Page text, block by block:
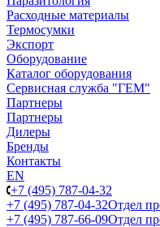
Расходные материалы
Термосумки
Экспорт
Оборудование
Каталог оборудования
Сервисная служба "ГЕМ"
Партнеры
Партнеры
Дилеры
Бренды
Контакты
EN
+7 (495) 787-04-32
+7 (495) 787-04-32Отдел
+7 (495) 787-66-09Отдел